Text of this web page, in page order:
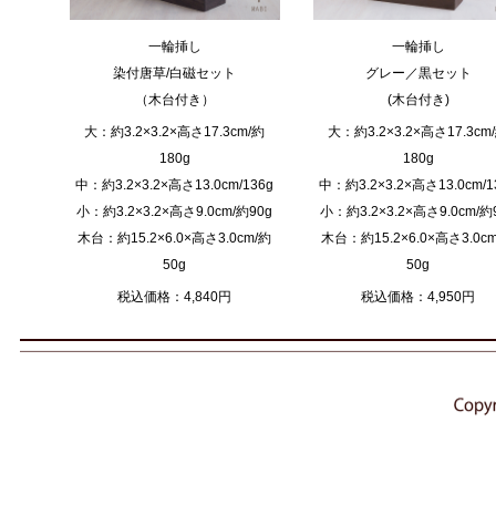
一輪挿し
染付唐草/白磁セット
（木台付き）
大：約3.2×3.2×高さ17.3cm/約
180g
中：約3.2×3.2×高さ13.0cm/136g
小：約3.2×3.2×高さ9.0cm/約90g
木台：約15.2×6.0×高さ3.0cm/約
50g
税込価格：4,840円
一輪挿し
グレー／黒セット
(木台付き)
大：約3.2×3.2×高さ
180g
中：約3.2×3.2×高さ13.0cm/
小：約3.2×3.2×高さ9.0cm/
木台：約15.2×6.0×高さ
50g
税込価格：4,950円